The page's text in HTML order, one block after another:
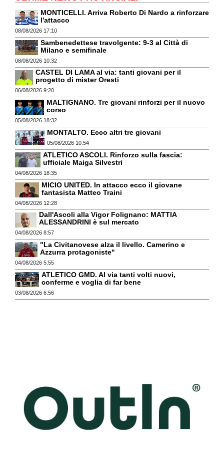
MONTICELLI. Arriva Roberto Di Nardo a rinforzare
l'attacco
08/08/2026 17:10
Sambenedettese travolgente: 9-3 al Città di
Milano e semifinale
08/08/2026 10:32
CASTEL DI LAMA al via: tanti giovani per il
progetto di mister Oresti
06/08/2026 9:20
MALTIGNANO. Tre giovani rinforzi per il nuovo
corso
05/08/2026 18:32
MONTALTO. Ecco altri tre giovani
05/08/2026 10:54
ATLETICO ASCOLI. Rinforzo sulla fascia:
ufficiale Maiga Silvestri
04/08/2026 18:35
MICIO UNITED. In attacco ecco il giovane
fantasista Matteo Traini
04/08/2026 12:28
Dall'Ascoli alla Vigor Folignano: MATTIA
ALESSANDRINI è sul mercato
04/08/2026 8:57
"La Civitanovese alza il livello. Camerino e
Azzurra protagoniste"
04/08/2026 5:55
ATLETICO GMD. Al via tanti volti nuovi,
conferme e voglia di far bene
03/08/2026 6:56